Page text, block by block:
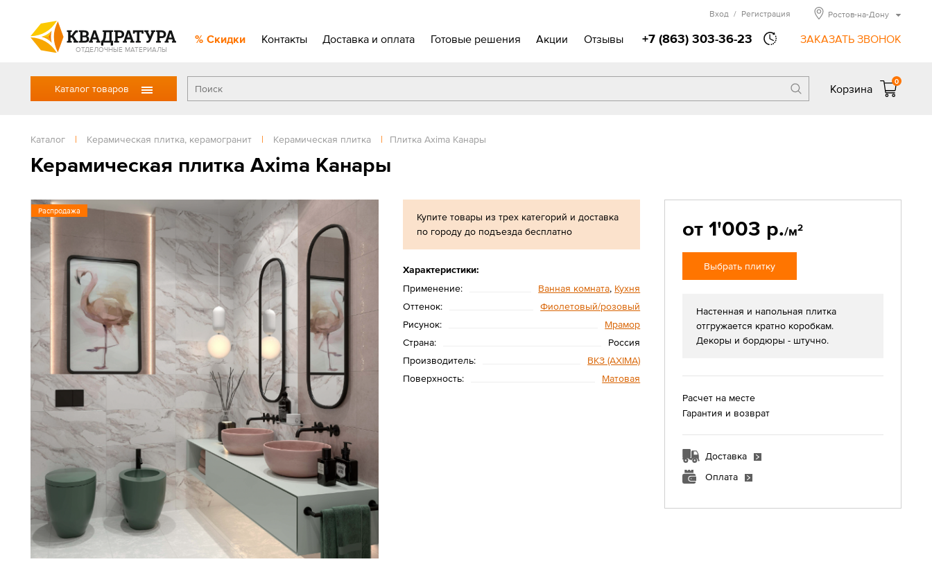
ОТДЕЛОЧНЫЕ МАТЕРИАЛЫ
Скидки Контакты Доставка и оплата Готовые решения Акции Отзывы +7 (863) 303-36-23 ЗАКАЗАТЬ ЗВОНОК
Вход / Регистрация Ростов-на-Дону
Каталог товаров Корзина
0
Каталог | Керамическая плитка, керамогранит | Керамическая плитка | Плитка Axima Канары
Керамическая плитка Axima Канары
Распродажа
Купите товары из трех категорий и доставка
по городу до подъезда бесплатно
Характеристики:
Применение:
Ванная комната, Кухня
Оттенок:
Фиолетовый/розовый
Рисунок:
Мрамор
Страна:
Россия
Производитель:
ВКЗ (AXIMA)
Поверхность:
Матовая
от 1'003 р./м2
Выбрать плитку
Настенная и напольная плитка
отгружается кратно коробкам.
Декоры и бордюры - штучно.
Расчет на месте
Гарантия и возврат
Доставка
Оплата